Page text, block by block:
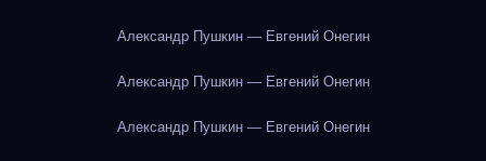
Александр Пушкин — Евгений Онегин
Александр Пушкин — Евгений Онегин
Александр Пушкин — Евгений Онегин